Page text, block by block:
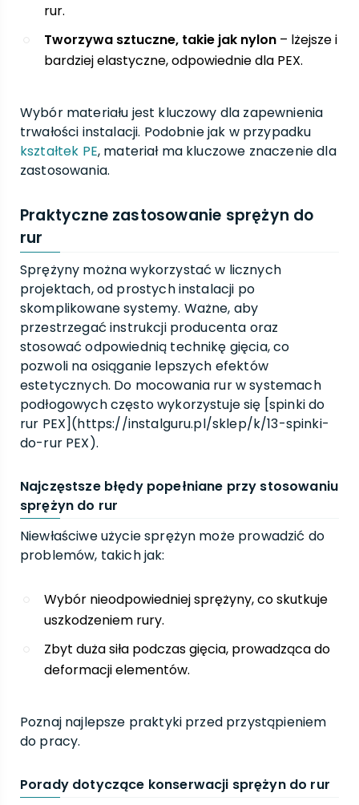
rur.
Tworzywa sztuczne, takie jak nylon – lżejsze i
bardziej elastyczne, odpowiednie dla PEX.
Wybór materiału jest kluczowy dla zapewnienia
trwałości instalacji. Podobnie jak w przypadku
kształtek PE, materiał ma kluczowe znaczenie dla
zastosowania.
Praktyczne zastosowanie sprężyn do
rur
Sprężyny można wykorzystać w licznych
projektach, od prostych instalacji po
skomplikowane systemy. Ważne, aby
przestrzegać instrukcji producenta oraz
stosować odpowiednią technikę gięcia, co
pozwoli na osiąganie lepszych efektów
estetycznych. Do mocowania rur w systemach
podłogowych często wykorzystuje się [spinki do
rur PEX](https://instalguru.pl/sklep/k/13-spinki-
do-rur PEX).
Najczęstsze błędy popełniane przy stosowaniu
sprężyn do rur
Niewłaściwe użycie sprężyn może prowadzić do
problemów, takich jak:
Wybór nieodpowiedniej sprężyny, co skutkuje
uszkodzeniem rury.
Zbyt duża siła podczas gięcia, prowadząca do
deformacji elementów.
Poznaj najlepsze praktyki przed przystąpieniem
do pracy.
Porady dotyczące konserwacji sprężyn do rur